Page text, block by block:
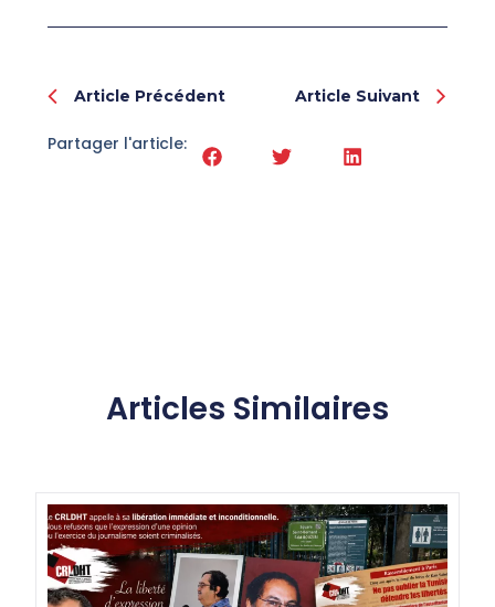
Prev
Article Précédent Article Suivant
Partager l'article:
Articles Similaires